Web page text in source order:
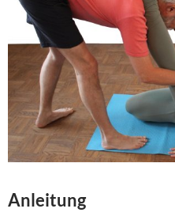
Anleitung